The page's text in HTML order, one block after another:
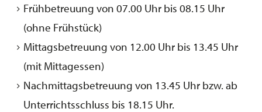
Frühbetreuung von 07.00 Uhr bis 08.15 Uhr
(ohne Frühstück)
Mittagsbetreuung von 12.00 Uhr bis 13.45 Uhr
(mit Mittagessen)
Nachmittagsbetreuung von 13.45 Uhr bzw. ab
Unterrichtsschluss bis 18.15 Uhr.